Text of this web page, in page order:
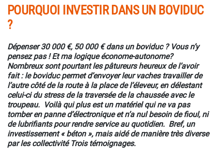
POURQUOI INVESTIR DANS UN BOVIDUC
?
Dépenser 30 000 €, 50 000 € dans un boviduc ? Vous n’y
pensez pas ! Et ma logique économe-autonome?
Nombreux sont pourtant les pâtureurs heureux de l’avoir
fait : le boviduc permet d’envoyer leur vaches travailler de
l’autre côté de la route à la place de l’éleveur, en délestant
celui-ci du stress de la traversée de la chaussée avec le
troupeau. Voilà qui plus est un matériel qui ne va pas
tomber en panne d’électronique et n’a nul besoin de fioul, ni
de lubrifiants pour rendre service au quotidien. Bref, un
investissement « béton », mais aidé de manière très diverse
par les collectivité Trois témoignages.